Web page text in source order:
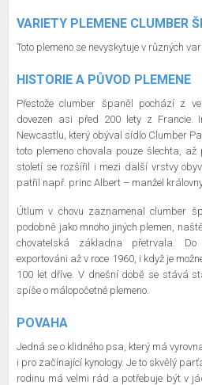
VARIETY PLEMENE CLUMBER
Toto plemeno se nevyskytuje v různých
HISTORIE A PŮVOD PLEMENE
Přestože clumber španěl pochází z
dovezen asi před 200 lety z Francie.
Newcastlu, který obýval sídlo Clumber
toto plemeno chovala pouze šlechta,
století se rozšířil i mezi další vrstvy
patřil např. princ Albert – manžel
Útlum v chovu zaznamenal clumber
podobně jako mnoho jiných plemen,
chovatelská základna přetrvala.
exportováni až v roce 1960, i když je
100 let dříve. V dnešní době se stává
spíše o málopočetné plemeno.
POVAHA
Jedná se o klidného psa, který má
i pro začínající kynology. Je to skvělý
rodinu má velmi rád a potřebuje být v